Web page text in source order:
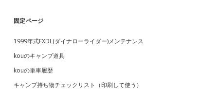
固定ページ
1999年式FXDL(ダイナローライダー)メンテナンス
kouのキャンプ道具
kouの単車履歴
キャンプ持ち物チェックリスト（印刷して使う）